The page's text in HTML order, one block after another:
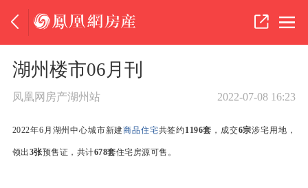
湖州楼市06月刊
凤凰网房产湖州站 2022-07-08 16:23
2022年6月湖州中心城市新建商品住宅共签约 1196套 ，成交6宗涉宅用地，
领出 3张预售证，共计678套住宅房源可售。